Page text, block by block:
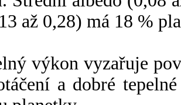
až 0,28) má 18 %
výkon vyzařuje
a dobré